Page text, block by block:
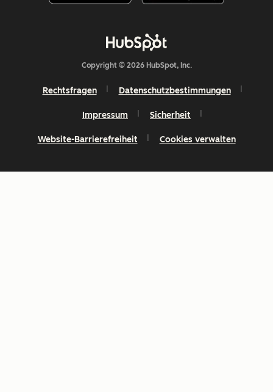
Copyright © 2026 HubSpot, Inc.
Rechtsfragen Datenschutzbestimmungen
Impressum Sicherheit
Website-Barrierefreiheit Cookies verwalten